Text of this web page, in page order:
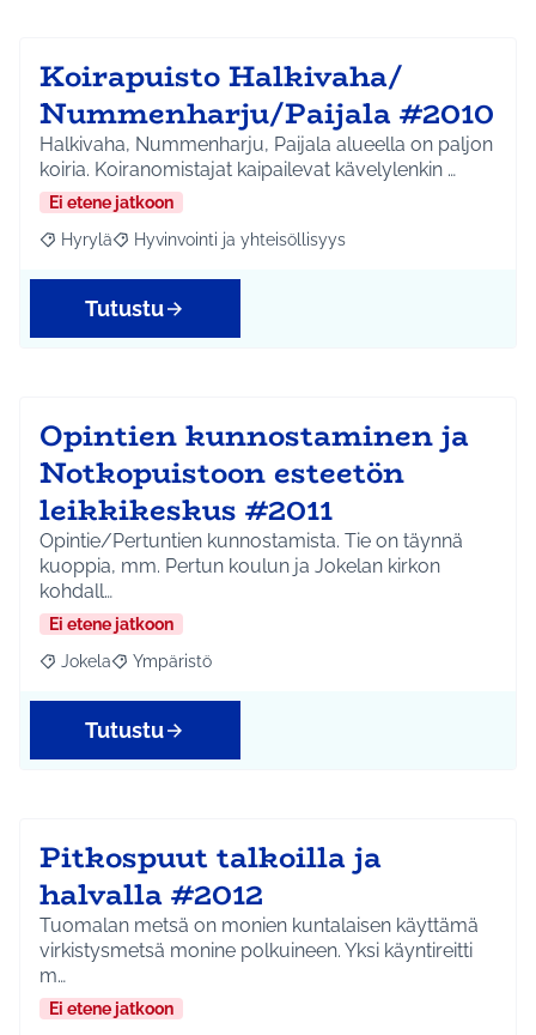
Koirapuisto Halkivaha/
Nummenharju/Paijala #2010
Halkivaha, Nummenharju, Paijala alueella on paljon
koiria. Koiranomistajat kaipailevat kävelylenkin …
Ei etene jatkoon
Rajaa tulokset aihepiirin mukaan: Hyrylä
Hyrylä Rajaa tulokset teeman mukaan: Hyvinvointi ja
Hyvinvointi ja yhteisöllisyys
Tutustu
Opintien kunnostaminen ja
Notkopuistoon esteetön
leikkikeskus #2011
Opintie/Pertuntien kunnostamista. Tie on täynnä
kuoppia, mm. Pertun koulun ja Jokelan kirkon
kohdall…
Ei etene jatkoon
Rajaa tulokset aihepiirin mukaan: Jokela
Jokela Rajaa tulokset teeman mukaan: Ympäristö
Ympäristö
Tutustu
Pitkospuut talkoilla ja
halvalla #2012
Tuomalan metsä on monien kuntalaisen käyttämä
virkistysmetsä monine polkuineen. Yksi käyntireitti
m…
Ei etene jatkoon